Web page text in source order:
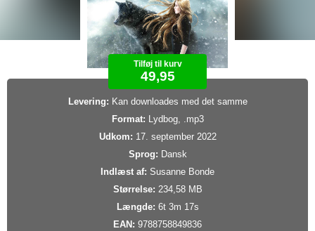
Tilføj til kurv
49,95
Levering: Kan downloades med det samme
Format: Lydbog, .mp3
Udkom: 17. september 2022
Sprog: Dansk
Indlæst af: Susanne Bonde
Størrelse: 234,58 MB
Længde: 6t 3m 17s
EAN: 9788758849836